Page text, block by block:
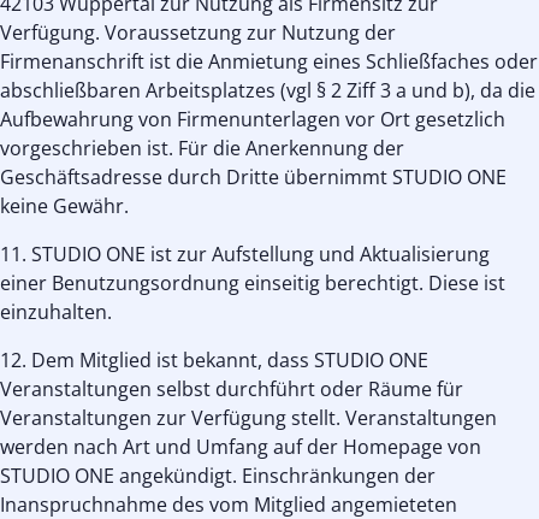
Verfügung. Voraussetzung zur Nutzung der
Firmenanschrift ist die Anmietung eines Schließfaches oder
abschließbaren Arbeitsplatzes (vgl § 2 Ziff 3 a und b), da die
Aufbewahrung von Firmenunterlagen vor Ort gesetzlich
vorgeschrieben ist. Für die Anerkennung der
Geschäftsadresse durch Dritte übernimmt STUDIO ONE
keine Gewähr.
11. STUDIO ONE ist zur Aufstellung und Aktualisierung
einer Benutzungsordnung einseitig berechtigt. Diese ist
einzuhalten.
12. Dem Mitglied ist bekannt, dass STUDIO ONE
Veranstaltungen selbst durchführt oder Räume für
Veranstaltungen zur Verfügung stellt. Veranstaltungen
werden nach Art und Umfang auf der Homepage von
STUDIO ONE angekündigt. Einschränkungen der
Inanspruchnahme des vom Mitglied angemieteten